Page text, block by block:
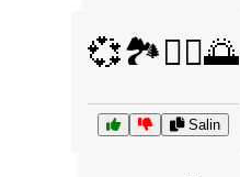
💞🏞️🚶‍♂️🌅
Salin